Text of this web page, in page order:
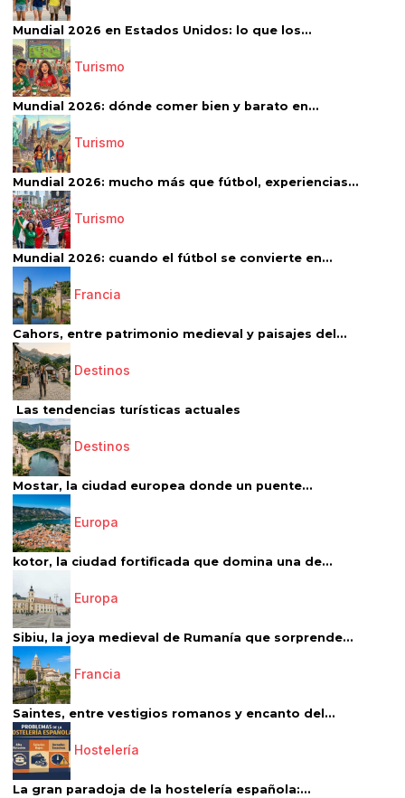
Mundial 2026 en Estados Unidos: lo que los...
Turismo
Mundial 2026: dónde comer bien y barato en...
Turismo
Mundial 2026: mucho más que fútbol, experiencias...
Turismo
Mundial 2026: cuando el fútbol se convierte en...
Francia
Cahors, entre patrimonio medieval y paisajes del...
Destinos
Las tendencias turísticas actuales
Destinos
Mostar, la ciudad europea donde un puente...
Europa
kotor, la ciudad fortificada que domina una de...
Europa
Sibiu, la joya medieval de Rumanía que sorprende...
Francia
Saintes, entre vestigios romanos y encanto del...
Hostelería
La gran paradoja de la hostelería española:...